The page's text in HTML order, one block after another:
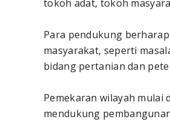
tokoh adat, tokoh
Para pendukung
masyarakat, seperti
bidang pertanian dan
Pemekaran wilayah
mendukung